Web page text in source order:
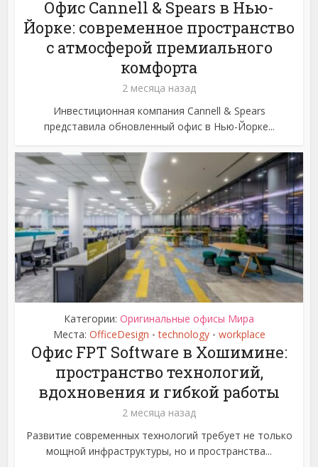
Офис Cannell & Spears в Нью-
Йорке: современное пространство
с атмосферой премиального
комфорта
2 месяца назад
Инвестиционная компания Cannell & Spears
представила обновленный офис в Нью-Йорке...
Категории: Оригинальные офисы Мира
Места: OfficeDesign • technology • workplace
Офис FPT Software в Хошимине:
пространство технологий,
вдохновения и гибкой работы
2 месяца назад
Развитие современных технологий требует не только
мощной инфраструктуры, но и пространства...